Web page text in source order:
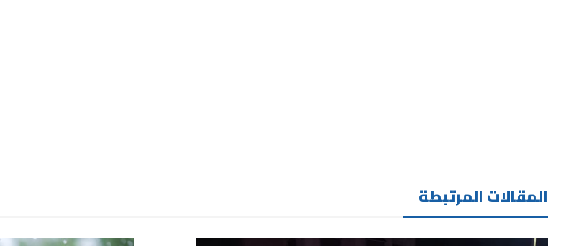
المقالات المرتبطة